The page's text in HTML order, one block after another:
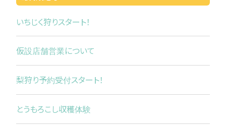
いちじく狩りスタート！
仮設店舗営業について
梨狩り予約受付スタート！
とうもろこし収穫体験